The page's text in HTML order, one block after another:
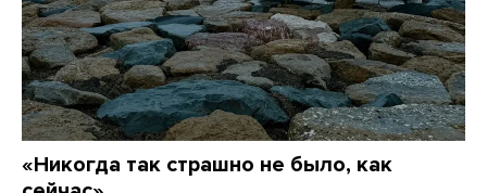
«Никогда так страшно не было, как